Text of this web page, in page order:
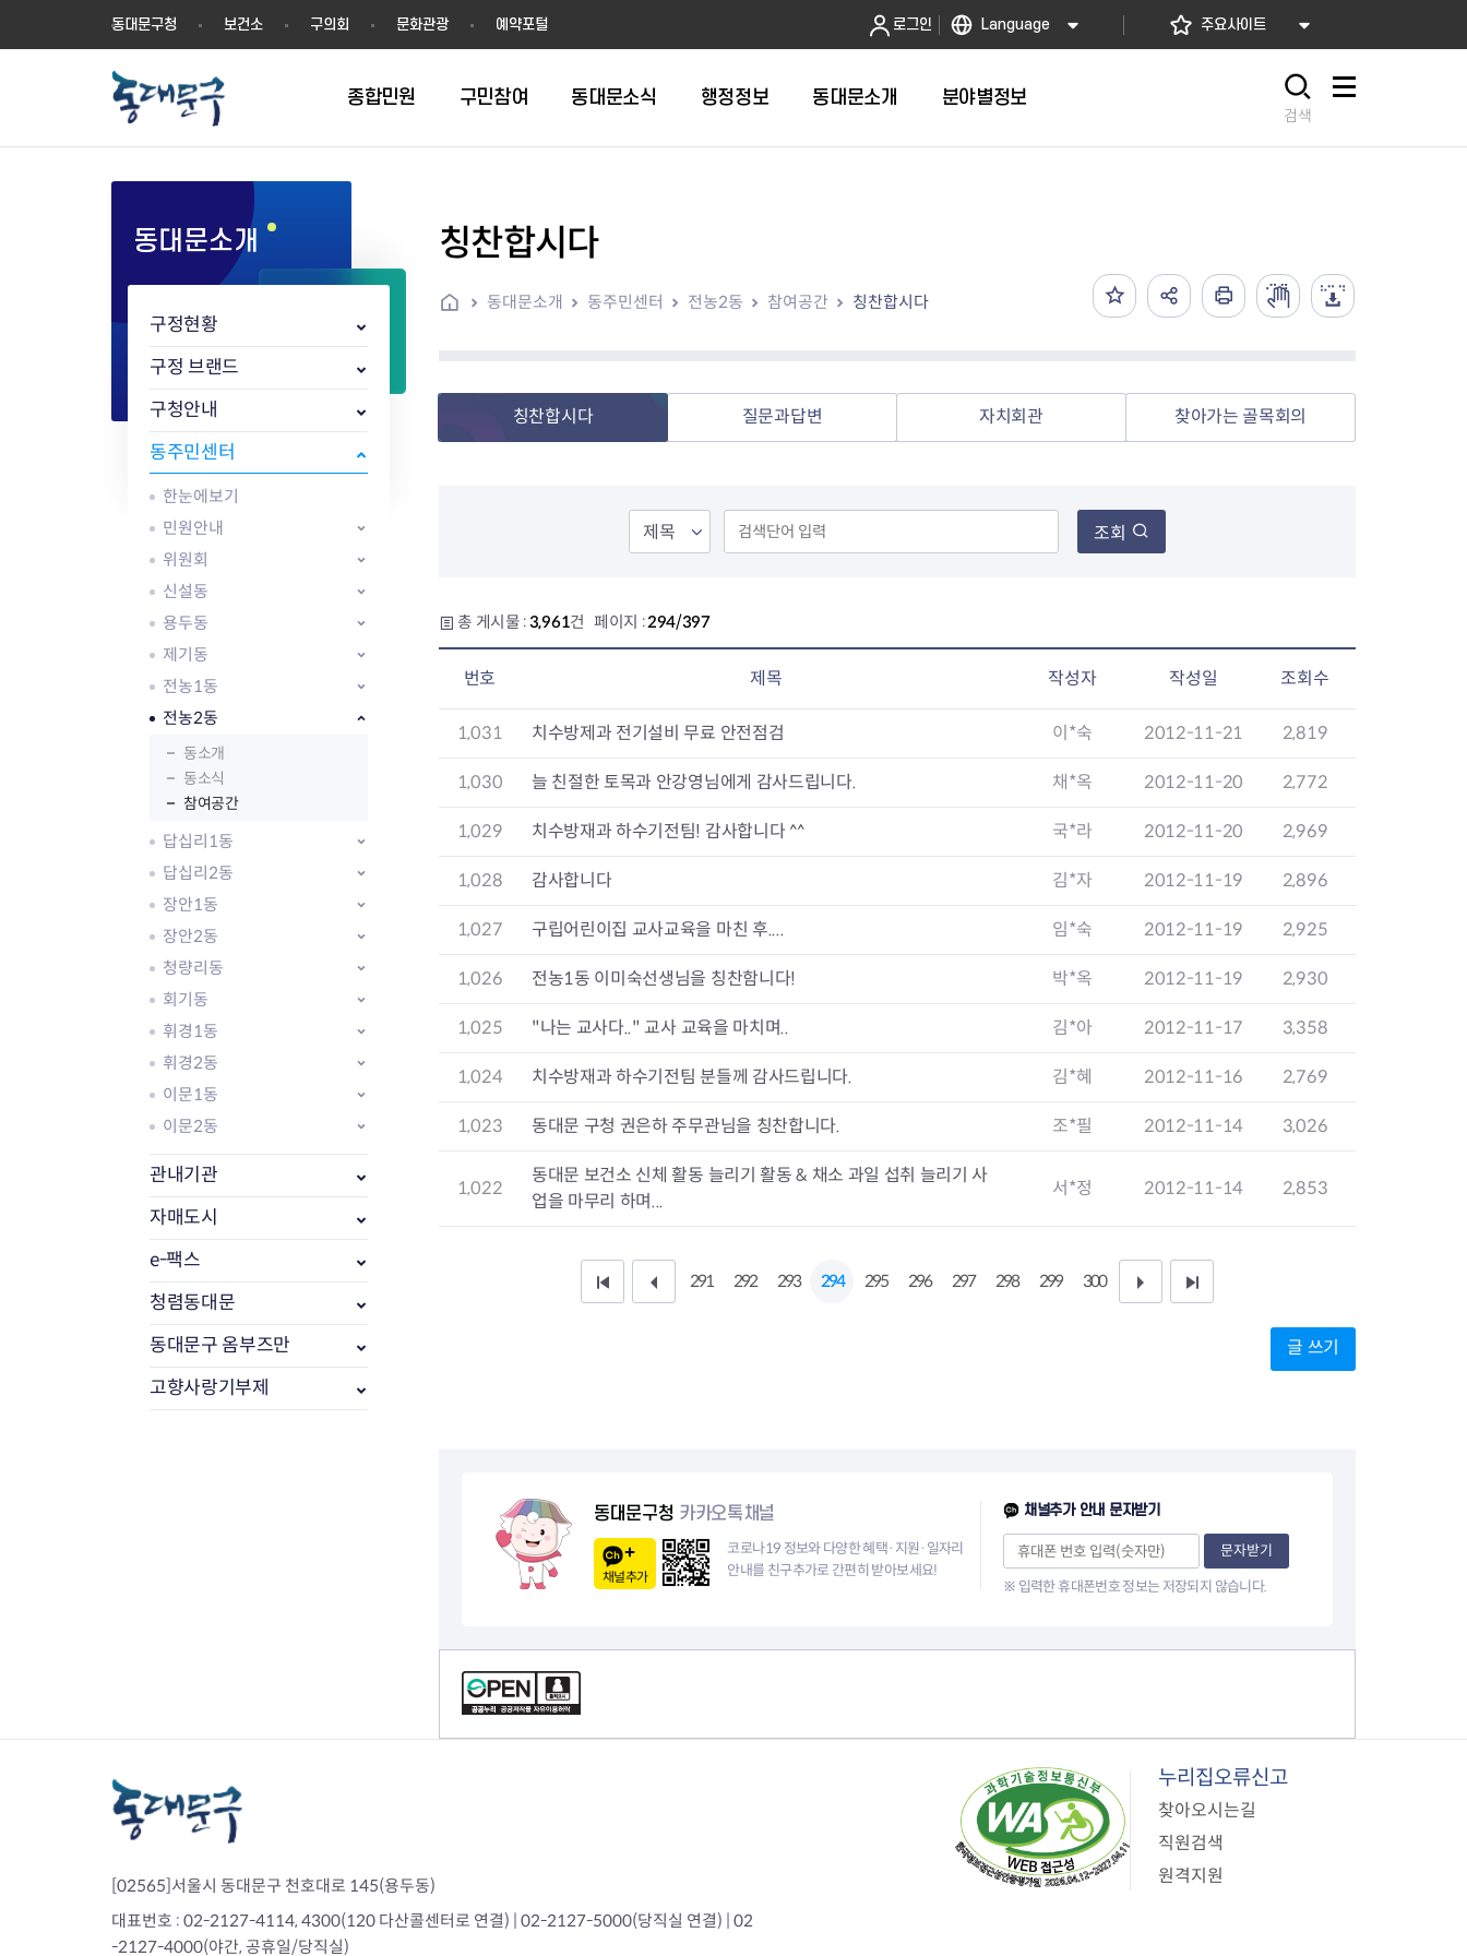
동대문구청 보건소 구의회 문화관광 예약포털 로그인 Language 주요사이트
종합민원
민원실안내
온라인번호표 발급(대기현황)
무인민원발급기
민원편의시책 및 제도
가족관계등록 제신고 후속절차
원스톱 통합안내
행정서비스헌장
어디서나민원
세무
건설관리
건축
대형폐기물신청
청년 행정체험단 신청
민원통합상담창구
구민참여
온라인접수
온라인접수내역
설문조사
공유공간 대관 시설 안내
나눔의 장터마당
추진현황
자주묻는질문
새소식
동대문소식
구정소식
보도자료
포토구정
고시공고
입법예고
문화행사
강좌교육
채용공고
유관기관소식
공모사업 알림방
동대문구소식지
실버 소식지
출산‧양육‧다자녀지원 안내
행정정보
주요업무계획(2024년~)
주요업무계획(~2023년)
비전 2026
동대문구청장직 인수위원회 백
월중주요행사
정책실명제
수상현황
월별행사달력
예산일반현황
주민참여예산제도
지방재정공시
예산낭비신고
행정정보 사전공표
결재문서 공개
업무추진비 공개
지출집행내역 공개
공유재산 정보
조직운영 핵심지표
공공데이터개방
계약현황
행정규제개혁
행정처분
법률상담
AI 사업 등록 관리제
동대문구 AI 사업 현황
동대문소개
역사
상징물
기본현황
행정구역
꽃의 도시
Walking City
상징말(BI)
도시브랜드
청사안내
위원회
제기동
전농2동
휘경2동
공공기관
국내도시
국외도시
직거래장터쇼핑몰
이용안내
공직자부조리신고
하도급부조리신고
공익신고
행동강령위반신고
복지·보조금 부정신고
구민고객의 권리
청렴자료방
감사실시결과
구민감사참여
업무추진비 공개
구민감사관활동
옴부즈만 소개
고충민원 신청방법 및 처리
조사결과 공표
고향사랑기부제
답례물품
분야별정보
교육소식
교육프로그램
정보화교육
여성복지관
평생학습관
교육지원센터
구민 아카데미 신청
민방위
원어민 화상영어
동국 천문대
교육경비보조금 지원
일자리소식
일자리센터
직업소개사업
DDM 청년창업센터
관련링크
청년정책 문자알림서비스
바우처사업
노인
장애인
DDM 청소년아지트
안전문화운동
우리 동네 안전지도
안전 체험·교육
재난유형별 주요정책사업
재난약자 행동요령
지리교통소식
도로명주소 안내
상세주소 부여제도
지리정보
자전거
주차장
우회전알리미
문화체육소식
행사 및 프로그램
문화체육시설
공원녹지현황
단체안내
동대문문화재단
청소환경소식
쓰레기배출및수거
종량제봉투 및 납부필증
대형폐기물신청
재활용센터
환경오염현황
환경개선부담금
환경제도
석면건축물 DB
탄소중립 생활 실천 캠페인
보행환경 개선사업
공중화장실 찾기
지역경제소식
기업 관련 사이트
동대문구 착한가격업소
숨어있는 착한가격업소 추천
장바구니 물가정보
사회적경제 기업
도시정비소식
공동주택현황
정비사업구역현황
재건축
재개발
재정비촉진
지구단위계획
석면해체·제거일정
청량리 중심지 육성
도시디자인
장안동283-1일대 개발사업
역세권 활성화사업
립
서울도시공간포털
부동산소식
조상땅찾기
부동산중개업소현황
부동산중개업 알림판
부동산중개보수(중개수수료)
바뀐지번찾기
검색
사이트맵
동대문소개
구정현황
구정 브랜드
구청안내
동주민센터
한눈에보기
민원안내
위원회
신설동
용두동
제기동
전농1동
전농2동
동소개
동소식
참여공간
답십리1동
답십리2동
장안1동
장안2동
청량리동
회기동
휘경1동
휘경2동
이문1동
이문2동
관내기관
자매도시
e-팩스
청렴동대문
동대문구 옴부즈만
고향사랑기부제
칭찬합시다
홈 동대문소개 동주민센터 전농2동 참여공간 칭찬합시다
칭찬합시다 질문과답변 자치회관 찾아가는 골목회의
조회
총 게시물 :3,961건 페이지 :294/397
번호 제목 작성자 작성일 조회수
1,031 치수방제과 전기설비 무료 안전점검 이*숙 2012-11-21 2,819
1,030 늘 친절한 토목과 안강영님에게 감사드립니다. 채*옥 2012-11-20 2,772
1,029 치수방재과 하수기전팀! 감사합니다 ^^ 국*라 2012-11-20 2,969
1,028 감사합니다 김*자 2012-11-19 2,896
1,027 구립어린이집 교사교육을 마친 후.... 임*숙 2012-11-19 2,925
1,026 전농1동 이미숙선생님을 칭찬함니다! 박*옥 2012-11-19 2,930
1,025 "나는 교사다.." 교사 교육을 마치며.. 김*아 2012-11-17 3,358
1,024 치수방재과 하수기전팀 분들께 감사드립니다. 김*혜 2012-11-16 2,769
1,023 동대문 구청 권은하 주무관님을 칭찬합니다. 조*필 2012-11-14 3,026
1,022
동대문 보건소 신체 활동 늘리기 활동 & 채소 과일 섭취 늘리기 사
업을 마무리 하며...
서*정 2012-11-14 2,853
처
이
지
291 292 293 294 295 296 297 298 299 300
이
지
끝
글 쓰기
동대문구청 카카오톡채널
채널추가
코로나19 정보와 다양한 혜택·지원·일자리
안내를 친구추가로 간편히 받아보세요!
채널추가 안내 문자받기
문자받기
※ 입력한 휴대폰번호 정보는 저장되지 않습니다.
[02565]서울시 동대문구 천호대로 145(용두동)
대표번호 : 02-2127-4114, 4300(120 다산콜센터로 연결) | 02-2127-5000(당직실 연결) | 02
-2127-4000(야간, 공휴일/당직실)
누리집오류신고
찾아오시는길
직원검색
원격지원